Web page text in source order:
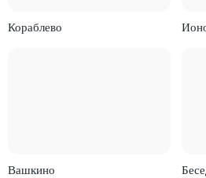
Кораблево
Вашкино